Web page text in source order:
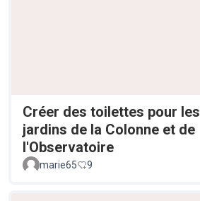
Créer des toilettes pour les
jardins de la Colonne et de
l'Observatoire
marie65 9